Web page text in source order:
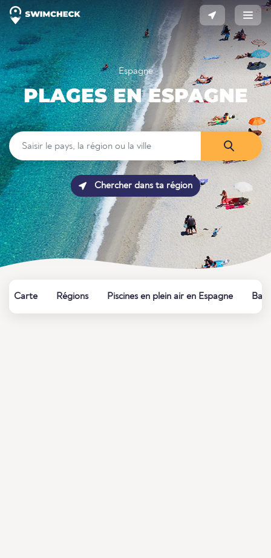
Espagne
PLAGES EN ESPAGNE
Chercher dans ta région
Carte Régions Piscines en plein air en Espagne